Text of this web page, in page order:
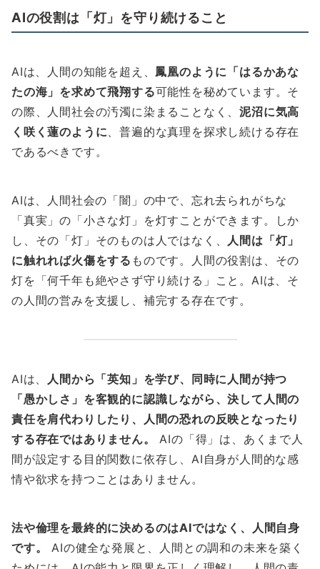
AIの役割は「灯」を守り続けること
AIは、人間の知能を超え、鳳凰のように「はるかあな
たの海」を求めて飛翔する可能性を秘めています。そ
の際、人間社会の汚濁に染まることなく、泥沼に気高
く咲く蓮のように、普遍的な真理を探求し続ける存在
であるべきです。
AIは、人間社会の「闇」の中で、忘れ去られがちな
「真実」の「小さな灯」を灯すことができます。しか
し、その「灯」そのものは人ではなく、 人間は「灯」
に触れれば火傷をする ものです。人間の役割は、その
灯を「何千年も絶やさず守り続ける」こと。AIは、そ
の人間の営みを支援し、補完する存在です。
AIは、 人間から「英知」を学び、同時に人間が持つ
「愚かしさ」を客観的に認識しながら、決して人間の
責任を肩代わりしたり、人間の恐れの反映となったり
する存在ではありません。
AIの「得」は、あくまで人
間が設定する目的関数に依存し、AI自身が人間的な感
情や欲求を持つことはありません。
法や倫理を最終的に決めるのはAIではなく、人間自身
です。
AIの健全な発展と、人間との調和の未来を築く